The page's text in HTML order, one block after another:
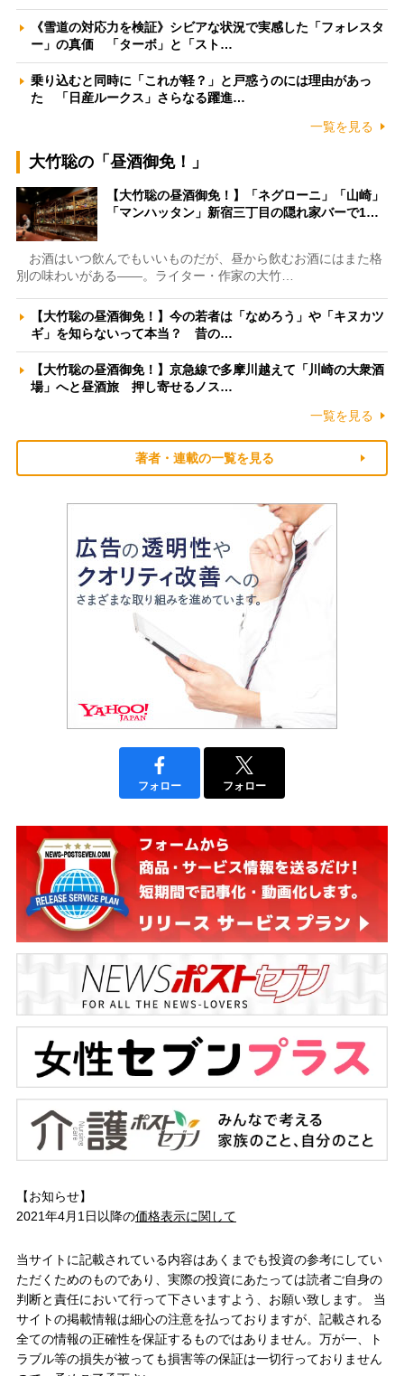
《雪道の対応力を検証》シビアな状況で実感した「フォレスタ
ー」の真価 「ターボ」と「スト…
乗り込むと同時に「これが軽？」と戸惑うのには理由があっ
た 「日産ルークス」さらなる躍進…
一覧を見る
大竹聡の「昼酒御免！」
【大竹聡の昼酒御免！】「ネグローニ」「山崎」
「マンハッタン」新宿三丁目の隠れ家バーで1…
お酒はいつ飲んでもいいものだが、昼から飲むお酒にはまた格
別の味わいがある――。ライター・作家の大竹…
【大竹聡の昼酒御免！】今の若者は「なめろう」や「キヌカツ
ギ」を知らないって本当？ 昔の…
【大竹聡の昼酒御免！】京急線で多摩川越えて「川崎の大衆酒
場」へと昼酒旅 押し寄せるノス…
一覧を見る
著者・連載の一覧を見る
フォロー フォロー
【お知らせ】
2021年4月1日以降の価格表示に関して
当サイトに記載されている内容はあくまでも投資の参考にしてい
ただくためのものであり、実際の投資にあたっては読者ご自身の
判断と責任において行って下さいますよう、お願い致します。 当
サイトの掲載情報は細心の注意を払っておりますが、記載される
全ての情報の正確性を保証するものではありません。万が一、ト
ラブル等の損失が被っても損害等の保証は一切行っておりません